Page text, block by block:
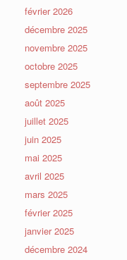
février 2026
décembre 2025
novembre 2025
octobre 2025
septembre 2025
août 2025
juillet 2025
juin 2025
mai 2025
avril 2025
mars 2025
février 2025
janvier 2025
décembre 2024